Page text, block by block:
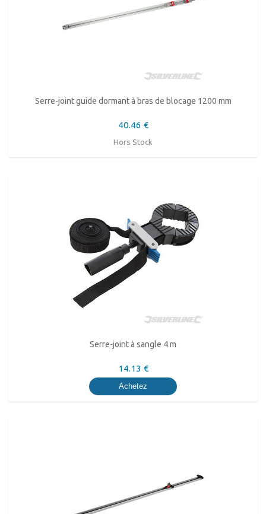
Serre-joint guide dormant à bras de blocage 1200 mm
40.46 €
Hors Stock
Serre-joint à sangle 4 m
14.13 €
Achetez